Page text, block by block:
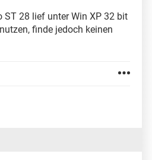
ST 28 lief unter Win XP 32 bit
finde jedoch keinen